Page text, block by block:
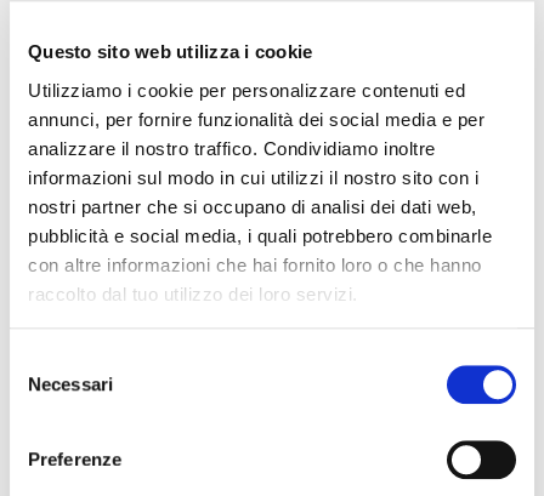
Questo sito web utilizza i cookie
Utilizziamo i cookie per personalizzare contenuti ed
annunci, per fornire funzionalità dei social media e per
analizzare il nostro traffico. Condividiamo inoltre
informazioni sul modo in cui utilizzi il nostro sito con i
nostri partner che si occupano di analisi dei dati web,
pubblicità e social media, i quali potrebbero combinarle
con altre informazioni che hai fornito loro o che hanno
raccolto dal tuo utilizzo dei loro servizi.
delNecessari
Preferenze
È possibile prenotare telefonicamente o tramite
WhatsApp.
Mobile: +39 339 7786192
La linea è attiva dal martedì alla domenica
dalle 10.00 alle 16.00